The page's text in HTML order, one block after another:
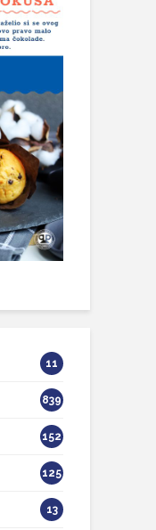
11
839
152
125
13